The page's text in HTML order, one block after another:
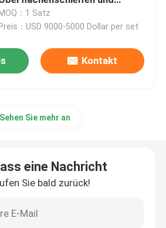
der Spitze
mit Stahlellebogen
MOQ：1 Satz
Preis：USD 9000-5000 Dollar per set
Kontakt
Sehen Sie mehr an
eine Nachricht
Sie bald zurück!